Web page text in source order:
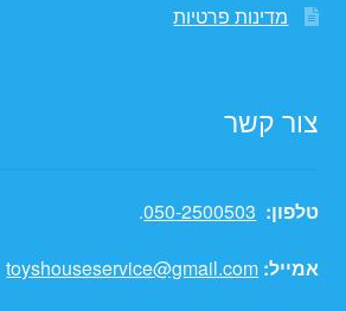
מדינות פרטיות
צור קשר
טלפון: 050-2500503
.
אמייל: toyshouseservice@gmail.com